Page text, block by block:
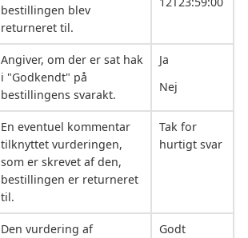
bestillingen blev
returneret til.
Angiver, om der er sat hak
i "Godkendt" på
bestillingens svarakt.
Ja
Nej
En eventuel kommentar
tilknyttet vurderingen,
som er skrevet af den,
bestillingen er returneret
til.
Tak for
hurtigt svar
Den vurdering af
Godt